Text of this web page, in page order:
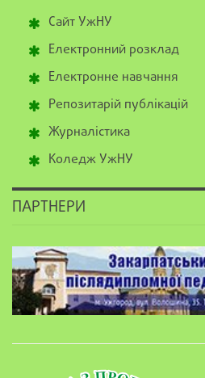
Сайт УжНУ
Електронний розклад
Електронне навчання
Репозитарій публікацій
Журналістика
Коледж УжНУ
ПАРТНЕРИ